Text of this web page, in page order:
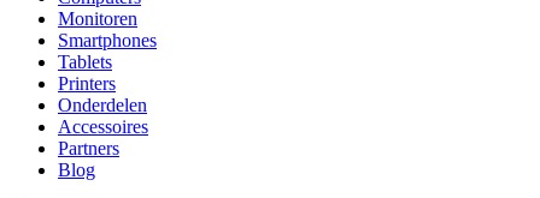
Monitoren
Smartphones
Tablets
Printers
Onderdelen
Accessoires
Partners
Blog